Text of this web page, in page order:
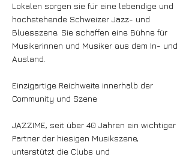
Lokalen sorgen sie für eine lebendige und
hochstehende Schweizer Jazz- und
Bluesszene. Sie schaffen eine Bühne für
Musikerinnen und Musiker aus dem In- und
Ausland.
Einzigartige Reichweite innerhalb der
Community und Szene
JAZZIME, seit über 40 Jahren ein wichtiger
Partner der hiesigen Musikszene,
unterstützt die Clubs und